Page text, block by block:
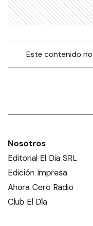
Este contenido
Nosotros
Editorial El Dia SRL
Edición Impresa
Ahora Cero Radio
Club El Día